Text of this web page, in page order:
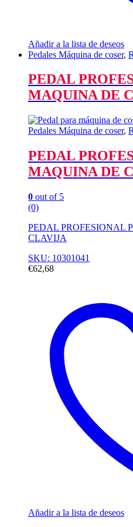
Añadir a la lista de deseos
Pedales Máquina de coser,
PEDAL
MAQUINA DE
Pedales Máquina de coser,
PEDAL
MAQUINA DE
0 out of 5
(0)
PEDAL PROFESIONAL
CLAVIJA
SKU: 10301041
€62,68
Añadir a la lista de deseos